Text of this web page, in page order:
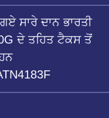
ਸਾਰੇ ਦਾਨ ਭਾਰਤੀ
ਦੇ ਤਹਿਤ ਟੈਕਸ ਤੋਂ